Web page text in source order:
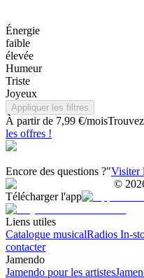
Énergie
faible
élevée
Humeur
Triste
Joyeux
Appliquer les filtres
À partir de 7,99 €/mois
les offres !
Encore des questions ?"Visiter
©
Télécharger l'app
Liens utiles
Catalogue musicalRadios In-
contacter
Jamendo
Jamendo pour les artistes